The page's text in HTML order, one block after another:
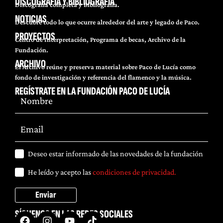
Discografía completa y Bibliografía.
NOTICIAS
Descubre todo lo que ocurre alrededor del arte y legado de Paco.
PROYECTOS
Centro de Interpretación, Programa de becas, Archivo de la
Fundación.
ARCHIVO
El Archivo reúne y preserva material sobre Paco de Lucía como
fondo de investigación y referencia del flamenco y la música.
REGÍSTRATE EN LA FUNDACIÓN PACO DE LUCÍA
Deseo estar informado de las novedades de la fundación
He leído y acepto lascondiciones de privacidad.
Enviar
SÍGUENOS EN LAS REDES SOCIALES